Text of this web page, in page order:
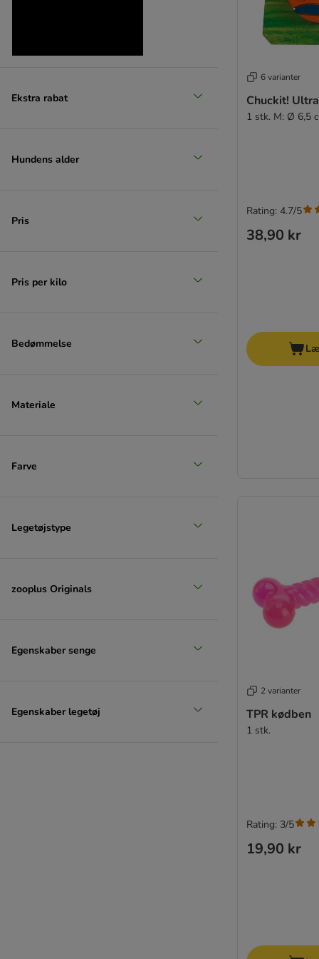
(9)
Ekstra rabat
Hundens alder
Pris
Pris per kilo
Bedømmelse
Materiale
Farve
Legetøjstype
zooplus Originals
Egenskaber senge
Egenskaber legetøj
6 varianter
Chuckit!
1 stk. M: Ø 6,5
38,90 kr
Rating: 4.7/5
2 varianter
TPR kødben
1 stk.
19,90 kr
Rating: 3/5